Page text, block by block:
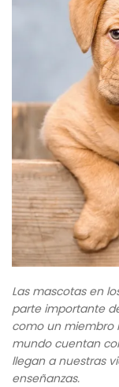
Las mascotas en
parte importante
como un miembro
mundo cuentan
llegan a nuestras
enseñanzas.